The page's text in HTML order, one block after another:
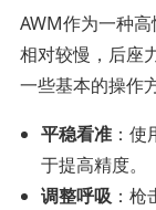
AWM作为一种
相对较慢，后座
一些基本的操作
平稳看准 ：
于提高精度。
调整呼吸 ：